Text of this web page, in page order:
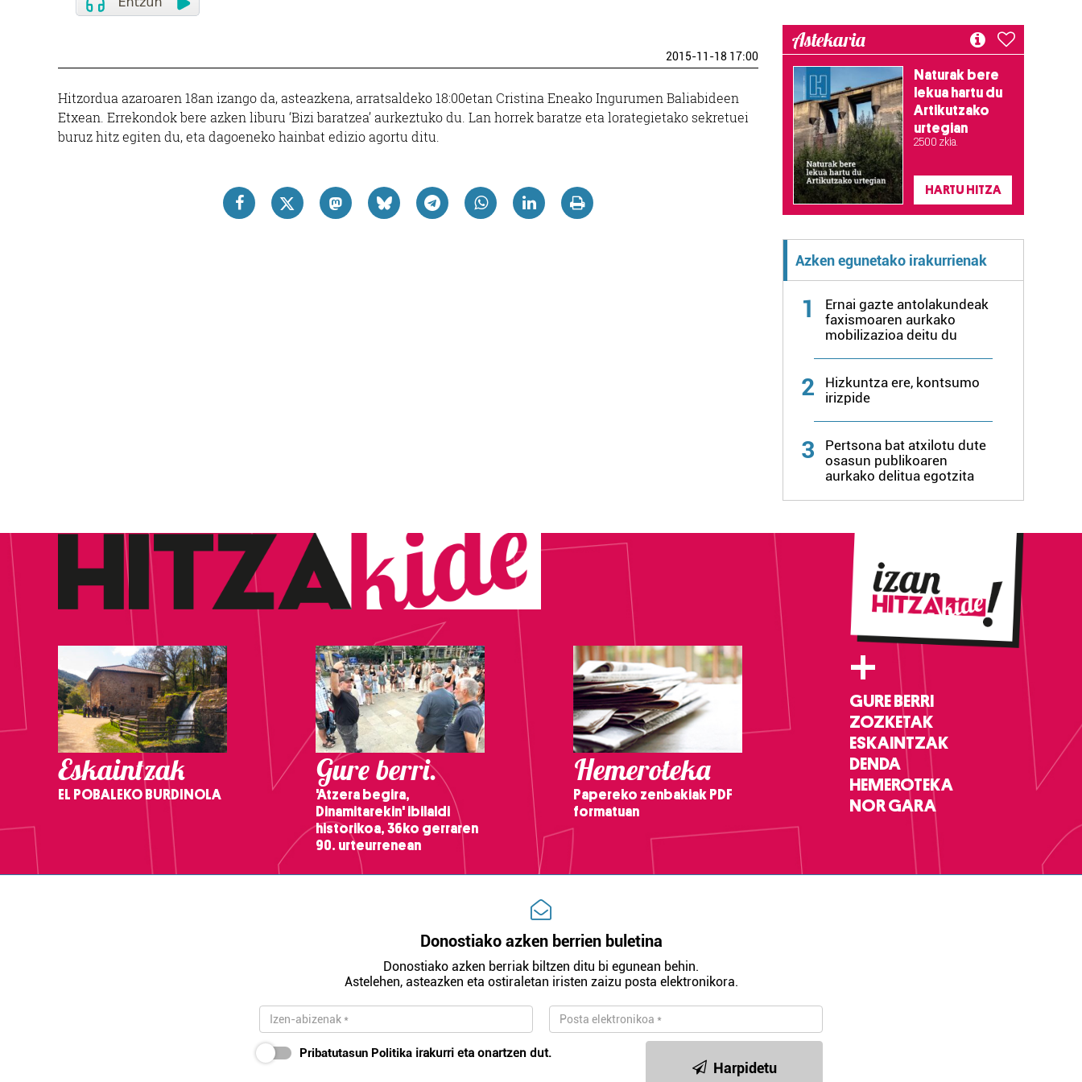
2015-11-18 17:00
Hitzordua azaroaren 18an izango da, asteazkena, arratsaldeko 18:00etan Cristina Eneako Ingurumen Baliabideen
Etxean. Errekondok bere azken liburu ‘Bizi baratzea’ aurkeztuko du. Lan horrek baratze eta lorategietako sekretuei
buruz hitz egiten du, eta dagoeneko hainbat edizio agortu ditu.
Astekaria
Naturak bere
lekua hartu du
Artikutzako
urtegian
2.500 zkia.
HARTU HITZA
Azken egunetako irakurrienak
1
Ernai gazte antolakundeak
faxismoaren aurkako
mobilizazioa deitu du
2
Hizkuntza ere, kontsumo
irizpide
3
Pertsona bat atxilotu dute
osasun publikoaren
aurkako delitua egotzita
Eskaintzak
EL POBALEKO BURDINOLA
Gure berri.
'Atzera begira,
Dinamitarekin' ibilaldi
historikoa, 36ko gerraren
90. urteurrenean
Hemeroteka
Papereko zenbakiak PDF
formatuan
+
GURE BERRI
ZOZKETAK
ESKAINTZAK
DENDA
HEMEROTEKA
NOR GARA
Donostiako azken berrien buletina
Donostiako azken berriak biltzen ditu bi egunean behin.
Astelehen, asteazken eta ostiraletan iristen zaizu posta elektronikora.
Pribatutasun Politika irakurri eta onartzen dut.
Harpidetu